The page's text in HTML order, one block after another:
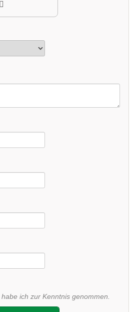
habe ich zur Kenntnis genommen.